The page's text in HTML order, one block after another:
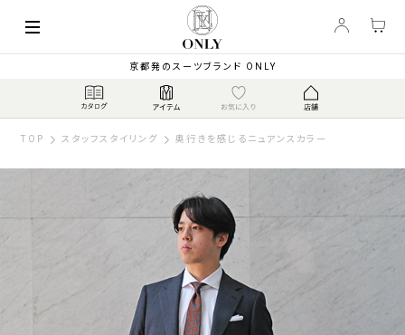
京都発のスーツブランド ONLY
TOP スタッフスタイリング 奥行きを感じるニュアンスカラー